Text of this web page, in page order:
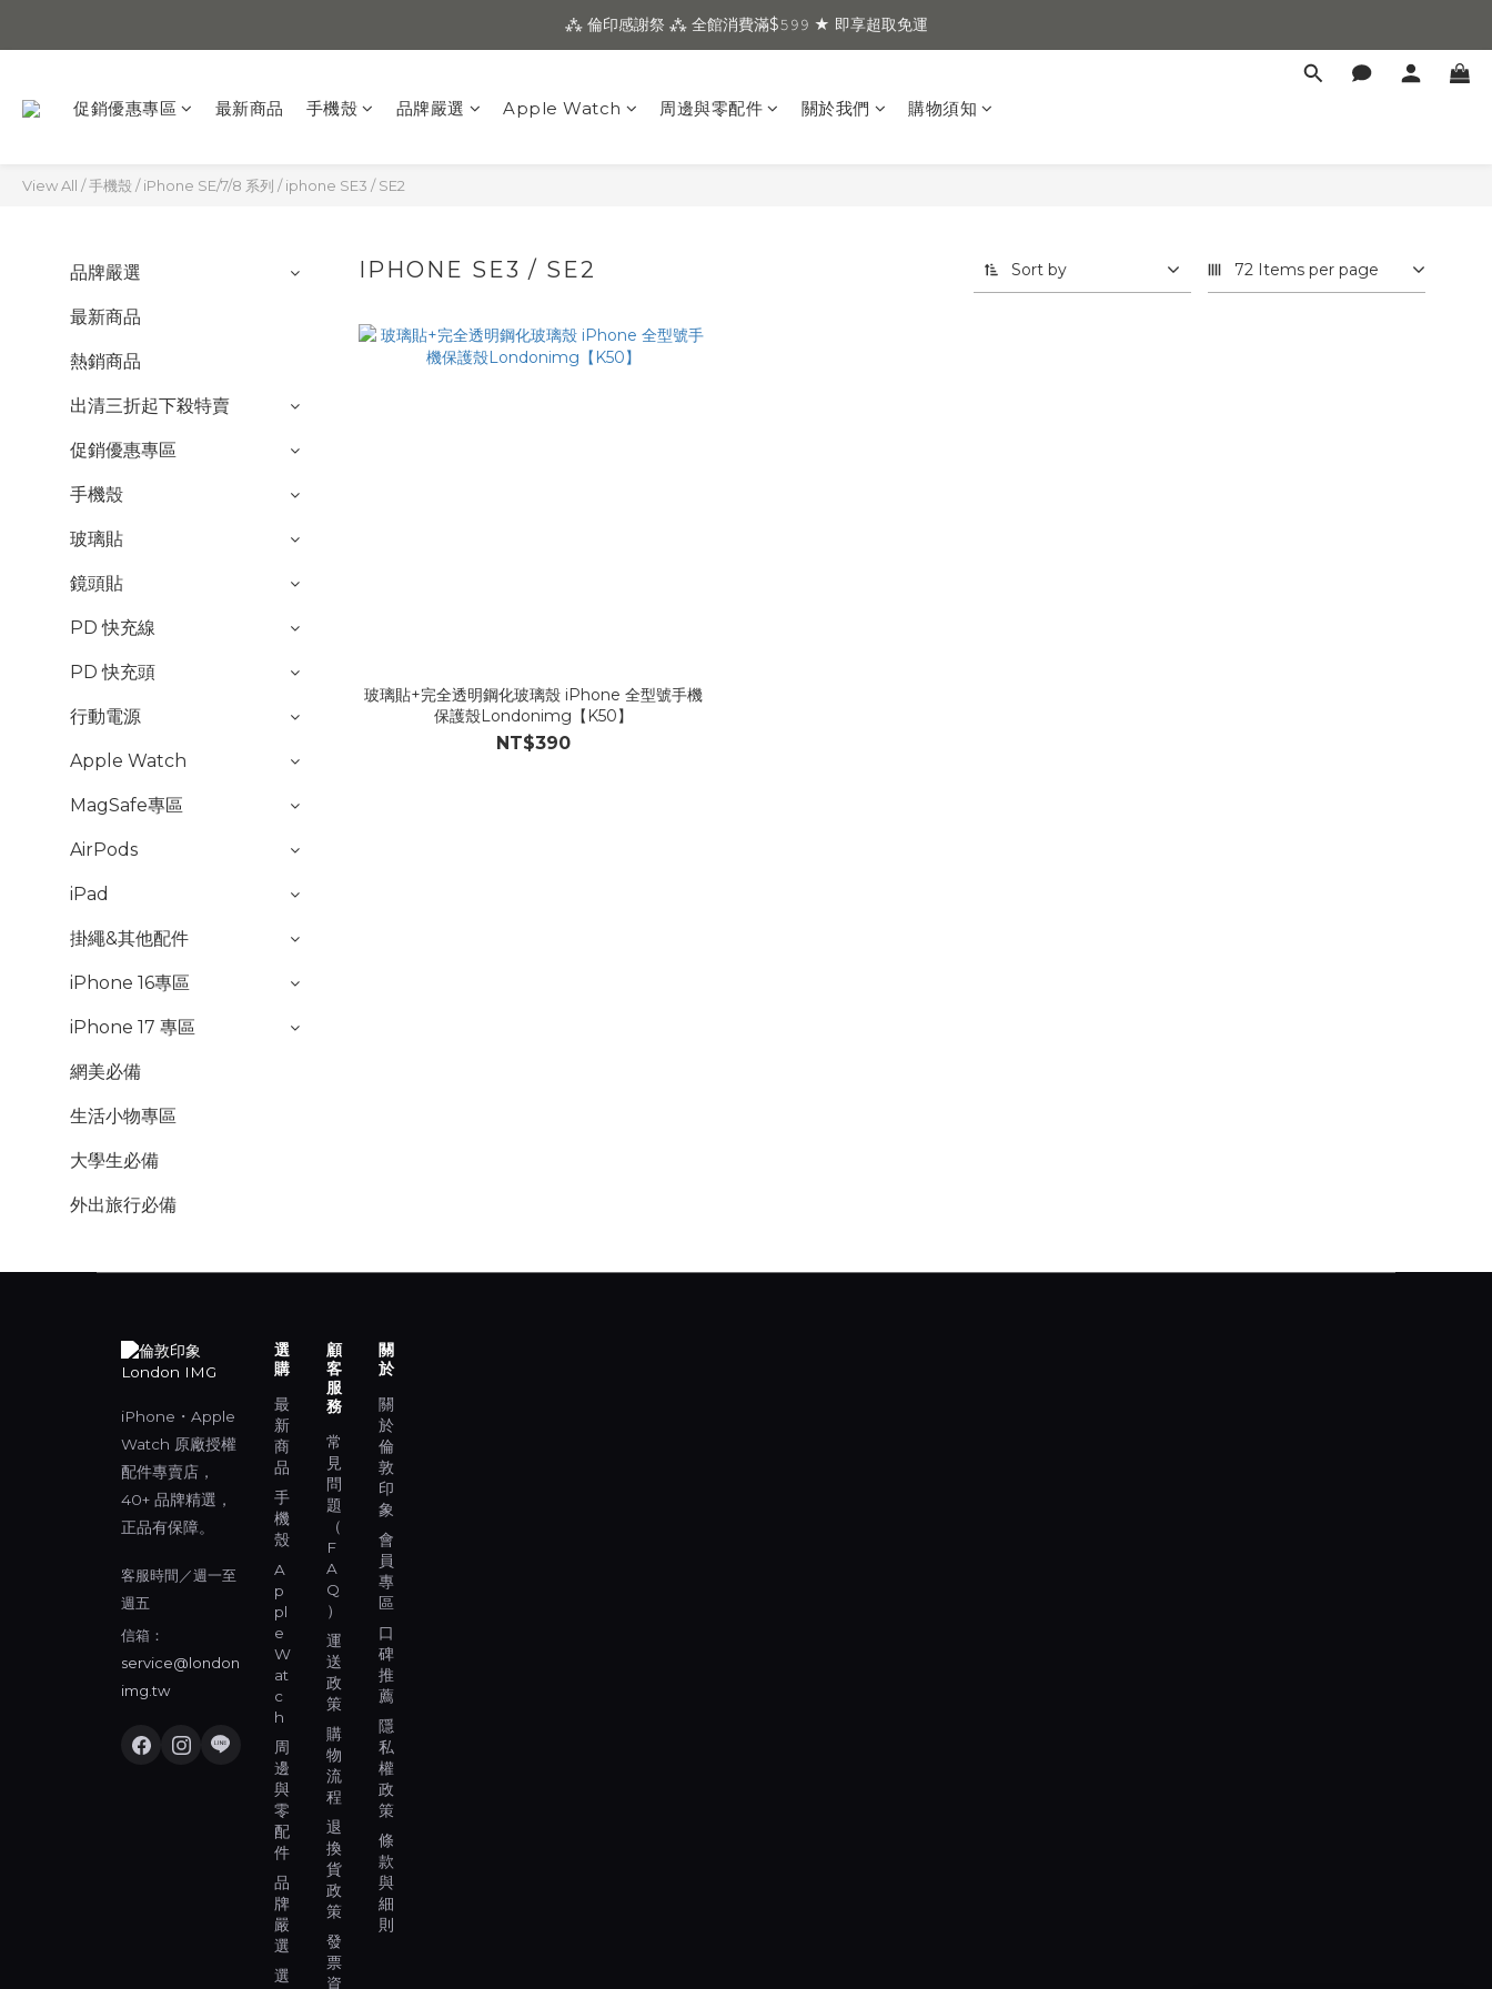
⁂ 倫印感謝祭 ⁂ 全館消費滿$𝟻𝟿𝟿 ★ 即享超取免運
促銷優惠專區 最新商品 手機殼 品牌嚴選 Apple Watch 周邊與零配件 關於我們 購物須知
View All /手機殼 /iPhone SE/7/8 系列 /iphone SE3 / SE2
品牌嚴選
最新商品
熱銷商品
出清三折起下殺特賣
促銷優惠專區
手機殼
玻璃貼
鏡頭貼
PD 快充線
PD 快充頭
行動電源
Apple Watch
MagSafe專區
AirPods
iPad
掛繩&其他配件
iPhone 16專區
iPhone 17 專區
網美必備
生活小物專區
大學生必備
外出旅行必備
IPHONE SE3 / SE2 Sort by 72 Items per page
玻璃貼+完全透明鋼化玻璃殼 iPhone 全型號手機
保護殼Londonimg【K50】
NT$390
iPhone・Apple
Watch 原廠授權
配件專賣店，
40+ 品牌精選，
正品有保障。
客服時間／週一至
週五
信箱：
service@london
img.tw
選
購
最
新
商
品
手
機
殼
A
p
pl
e
W
at
c
h
周
邊
與
零
配
件
品
牌
嚴
選
選
顧
客
服
務
常
見
問
題
（
F
A
Q
）
運
送
政
策
購
物
流
程
退
換
貨
政
策
發
票
資
關
於
關
於
倫
敦
印
象
會
員
專
區
口
碑
推
薦
隱
私
權
政
策
條
款
與
細
則